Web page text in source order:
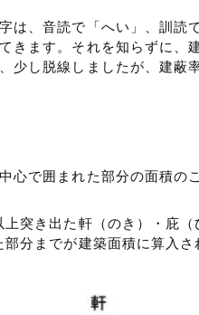
は、音読で「へい」、訓読
きます。それを知らずに、
し脱線しましたが、建蔽
心で囲まれた部分の面積の
突き出た軒（のき）・庇
分までが建築面積に算入さ